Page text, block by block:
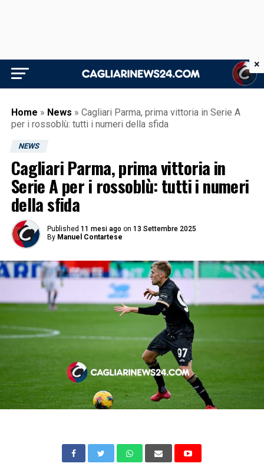
Home » News » Cagliari Parma, prima vittoria in Serie A
per i rossoblù: tutti i numeri della sfida
NEWS
Cagliari Parma, prima vittoria in
Serie A per i rossoblù: tutti i numeri
della sfida
Published 11 mesi ago on 13 Settembre 2025
By Manuel Contartese
×